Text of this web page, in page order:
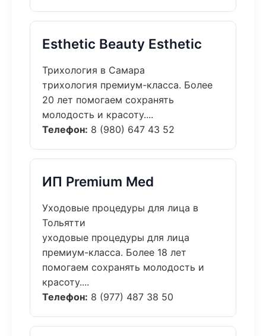
Esthetic Beauty Esthetic
Трихология в Самара
трихология премиум-класса. Более
20 лет помогаем сохранять
молодость и красоту....
Телефон: 8 (980) 647 43 52
ИП Premium Med
Уходовые процедуры для лица в
Тольятти
уходовые процедуры для лица
премиум-класса. Более 18 лет
помогаем сохранять молодость и
красоту....
Телефон: 8 (977) 487 38 50